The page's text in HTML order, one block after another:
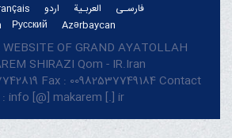
فارسـی العربـیة اردو
Azərbaycan
Русский
OF GRAND AYATOLLAH
SHIRAZI Qom - IR.Iran.
Fax : 00982537749184 Contact
: info [@] makarem [.] ir